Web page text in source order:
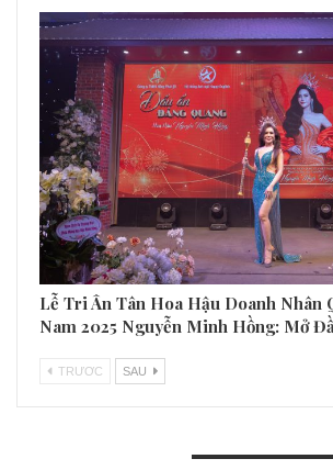
Lễ Tri Ân Tân Hoa Hậu Doanh Nhân
Nam 2025 Nguyễn Minh Hồng: Mở
TRƯƠC SAU